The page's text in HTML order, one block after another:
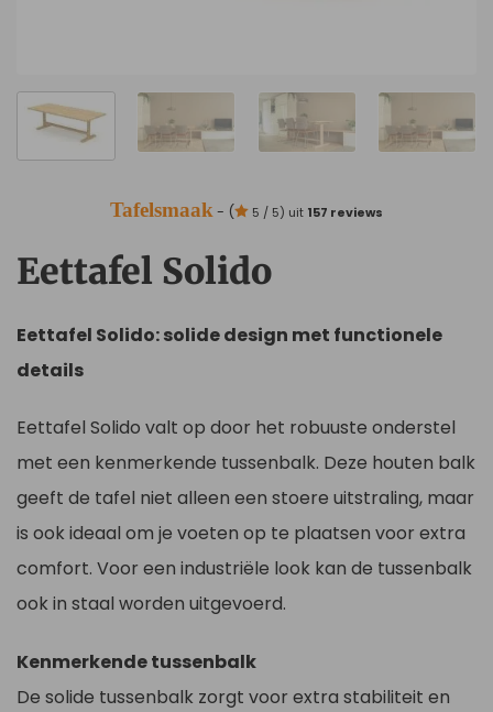
Tafelsmaak - ( 5 / 5) uit 157 reviews
Eettafel Solido
Eettafel Solido: solide design met functionele
details
Eettafel Solido valt op door het robuuste onderstel
met een kenmerkende tussenbalk. Deze houten balk
geeft de tafel niet alleen een stoere uitstraling, maar
is ook ideaal om je voeten op te plaatsen voor extra
comfort. Voor een industriële look kan de tussenbalk
ook in staal worden uitgevoerd.
Kenmerkende tussenbalk
De solide tussenbalk zorgt voor extra stabiliteit en